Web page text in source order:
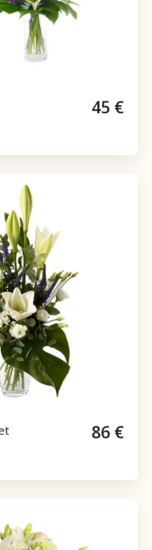
45 €
86 €